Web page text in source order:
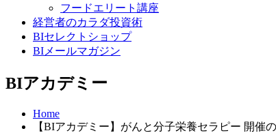
フードエリート講座
経営者のカラダ投資術
BIセレクトショップ
BIメールマガジン
BIアカデミー
Home
【BIアカデミー】がんと分子栄養セラピー 開催